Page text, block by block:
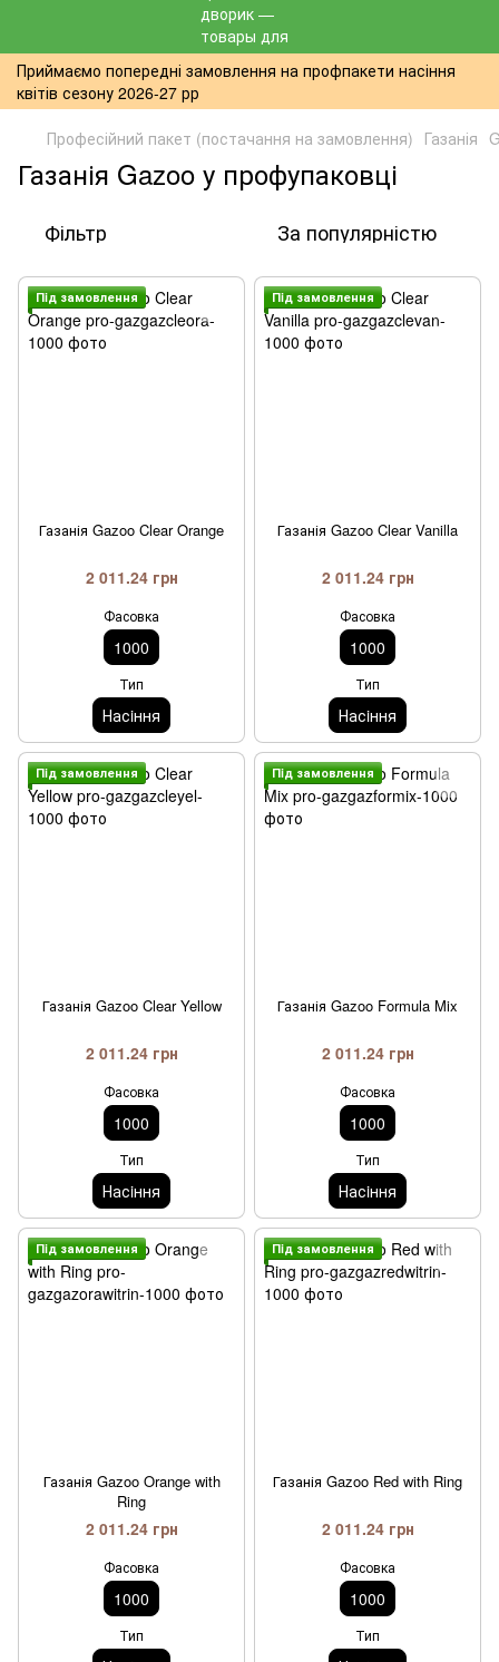
Приймаємо попередні замовлення на профпакети насіння
квітів сезону 2026-27 рр
Професійний пакет (постачання на замовлення) Газанія
Газанія Gazoo у профупаковці
Фільтр За популярністю
Пiд замовлення
Газанія Gazoo Clear Orange
2 011.24 грн
Фасовка
1000
Тип
Насiння
Пiд замовлення
Газанія Gazoo Clear Vanilla
2 011.24 грн
Фасовка
1000
Тип
Насiння
Пiд замовлення
Газанія Gazoo Clear Yellow
2 011.24 грн
Фасовка
1000
Тип
Насiння
Пiд замовлення
Газанія Gazoo Formula Mix
2 011.24 грн
Фасовка
1000
Тип
Насiння
Пiд замовлення
Газанія Gazoo Orange with
Ring
2 011.24 грн
Фасовка
1000
Тип
Пiд замовлення
Газанія Gazoo Red with Ring
2 011.24 грн
Фасовка
1000
Тип